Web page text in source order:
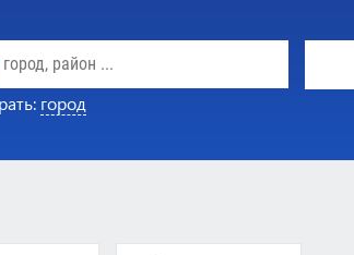
город